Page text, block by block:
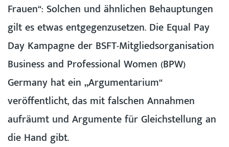
Frauen“: Solchen und ähnlichen Behauptungen
gilt es etwas entgegenzusetzen. Die Equal Pay
Day Kampagne der BSFT-Mitgliedsorganisation
Business and Professional Women (BPW)
Germany hat ein „Argumentarium“
veröffentlicht, das mit falschen Annahmen
aufräumt und Argumente für Gleichstellung an
die Hand gibt.